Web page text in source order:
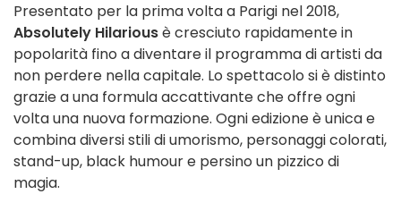
Presentato per la prima volta a Parigi nel 2018,
Absolutely Hilariousè cresciuto rapidamente in
popolarità fino a diventare il programma di artisti da
non perdere nella capitale. Lo spettacolo si è distinto
grazie a una formula accattivante che offre ogni
volta una nuova formazione. Ogni edizione è unica e
combina diversi stili di umorismo, personaggi colorati,
stand-up, black humour e persino un pizzico di
magia.